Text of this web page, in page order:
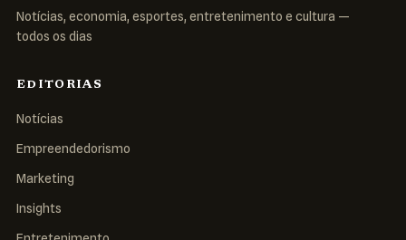
Notícias, economia, esportes, entretenimento e cultura —
todos os dias
EDITORIAS
Notícias
Empreendedorismo
Marketing
Insights